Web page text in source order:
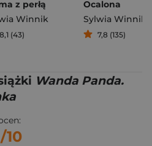
z perłą
Winnik
8,1 (43)
Ocalona
Sylwia Winnik
7,8 (135)
Wanda Panda.
/10